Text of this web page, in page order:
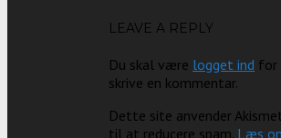
LEAVE A REPLY
Du skal være logget ind for
skrive en kommentar.
Dette site anvender
til at reducere spam. Læs